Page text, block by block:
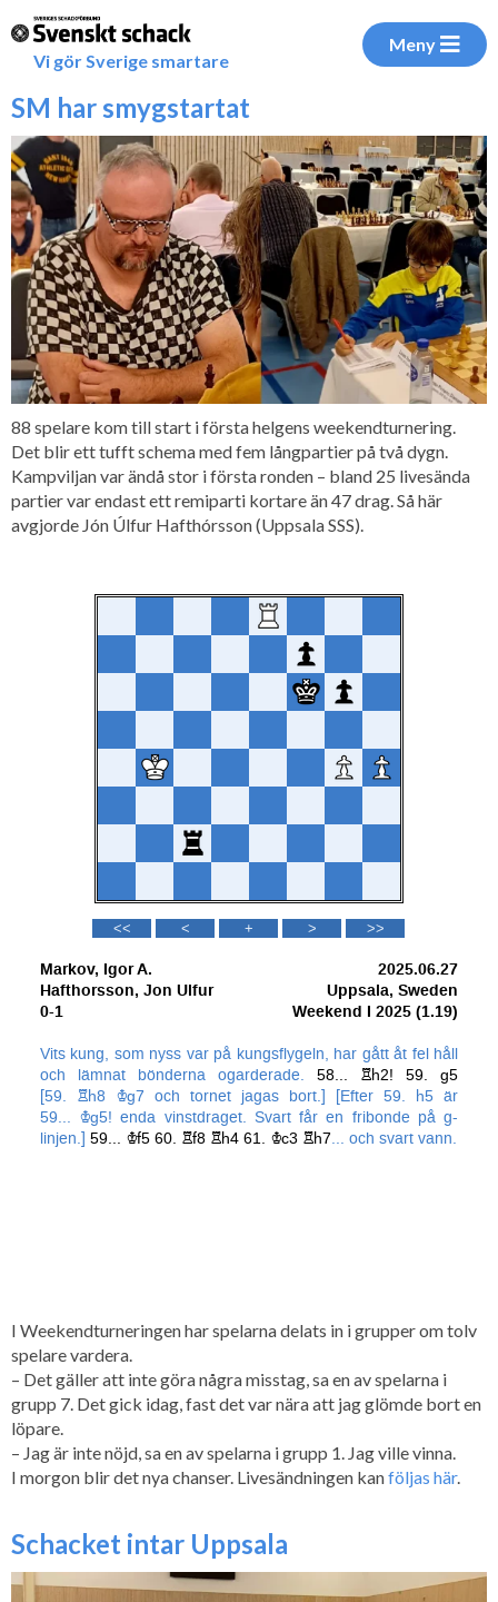
Vi gör Sverige smartare
Meny
SM har smygstartat
88 spelare kom till start i första helgens weekendturnering.
Det blir ett tufft schema med fem långpartier på två dygn.
Kampviljan var ändå stor i första ronden – bland 25 livesända
partier var endast ett remiparti kortare än 47 drag. Så här
avgjorde Jón Úlfur Hafthórsson (Uppsala SSS).
I Weekendturneringen har spelarna delats in i grupper om tolv
spelare vardera.
– Det gäller att inte göra några misstag, sa en av spelarna i
grupp 7. Det gick idag, fast det var nära att jag glömde bort en
löpare.
– Jag är inte nöjd, sa en av spelarna i grupp 1. Jag ville vinna.
I morgon blir det nya chanser. Livesändningen kanföljas här.
Schacket intar Uppsala